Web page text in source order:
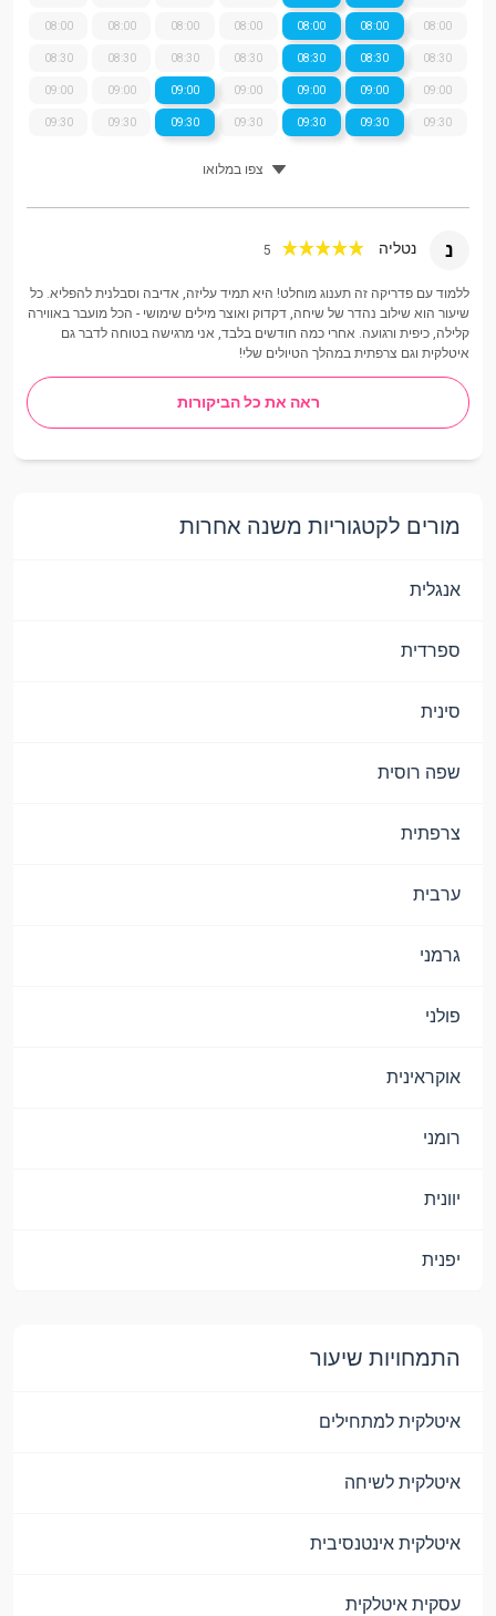
08:00
08:30
09:00
09:30
08:00
08:30
09:00
09:30
08:00
08:30
09:00
09:30
08:00
08:30
09:00
09:30
08:00
08:30
09:00
09:30
08:00
08:30
09:00
09:30
08:00
08:30
09:00
09:30
צפו במלואו
נ נטליה 5
ללמוד עם פדריקה זה תענוג מוחלט! היא תמיד עליזה, אדיבה וסבלנית להפליא. כל
שיעור הוא שילוב נהדר של שיחה, דקדוק ואוצר מילים שימושי - הכל מועבר באווירה
קלילה, כיפית ורגועה. אחרי כמה חודשים בלבד, אני מרגישה בטוחה לדבר גם
איטלקית וגם צרפתית במהלך הטיולים שלי!
ראה את כל הביקורות
מורים לקטגוריות משנה אחרות
אנגלית
ספרדית
סינית
שפה רוסית
צרפתית
ערבית
גרמני
פולני
אוקראינית
רומני
יוונית
יפנית
התמחויות שיעור
איטלקית למתחילים
איטלקית לשיחה
איטלקית אינטנסיבית
עסקית איטלקית